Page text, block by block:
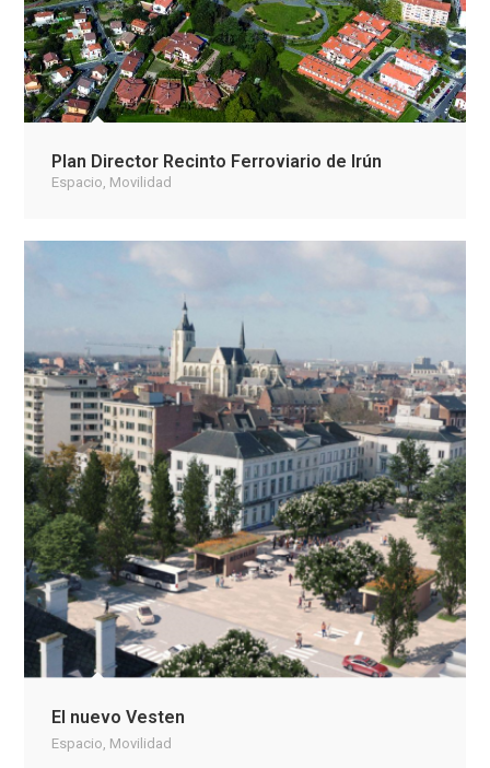
Plan Director Recinto Ferroviario de Irún
Espacio, Movilidad
El nuevo Vesten
Espacio, Movilidad